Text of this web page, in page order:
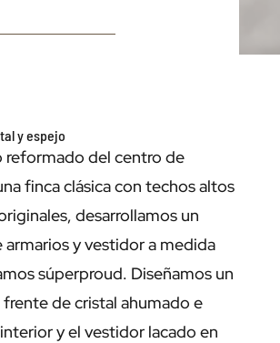
y espejo
reformado del centro de
finca clásica con techos altos
desarrollamos un
y vestidor a medida
súperproud. Diseñamos un
de cristal ahumado e
y el vestidor lacado en